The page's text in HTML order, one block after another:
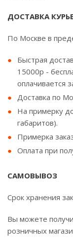
ДОСТАВКА
По Москве в
Быстрая
15000р -
оплачивается
Доставка по
На примерку
габаритов).
Примерка
Оплата при
САМОВЫВОЗ
Срок хранения
Вы можете
розничных